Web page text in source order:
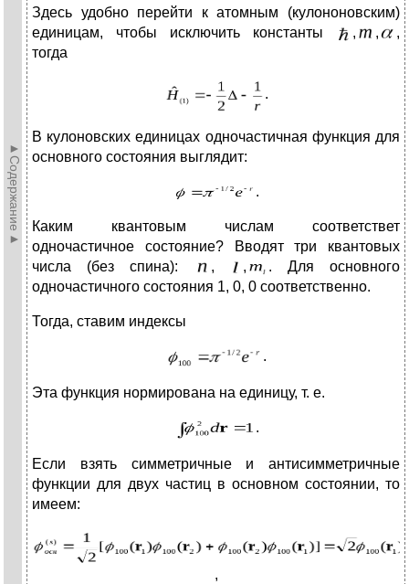
►Содержание►
Здесь удобно перейти к атомным (кулононовским)
единицам, чтобы исключить константы
, ,
,
тогда
.
В кулоновских единицах одночастичная функция для
основного состояния выглядит:
.
Каким квантовым числам соответствет
одночастичное состояние? Вводят три квантовых
числа (без спина):
, ,
. Для основного
одночастичного состояния 1, 0, 0 соответственно.
Тогда, ставим индексы
.
Эта функция нормирована на единицу, т. е.
.
Если взять симметричные и антисимметричные
функции для двух частиц в основном состоянии, то
имеем:
,